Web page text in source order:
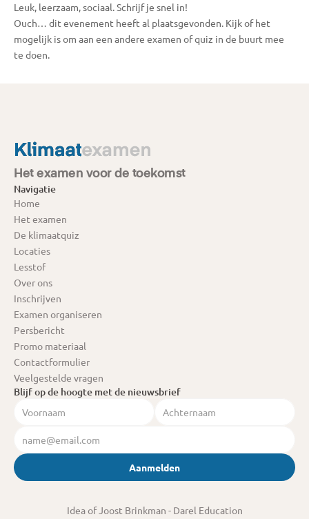
Leuk, leerzaam, sociaal. Schrijf je snel in!
Ouch… dit evenement heeft al plaatsgevonden. Kijk of het
mogelijk is om aan een andere examen of quiz in de buurt mee
te doen.
Het examen voor de toekomst
Navigatie
Home
Het examen
De klimaatquiz
Locaties
Lesstof
Over ons
Inschrijven
Examen organiseren
Persbericht
Promo materiaal
Contactformulier
Veelgestelde vragen
Blijf op de hoogte met de nieuwsbrief
Aanmelden
Idea of Joost Brinkman - Darel Education